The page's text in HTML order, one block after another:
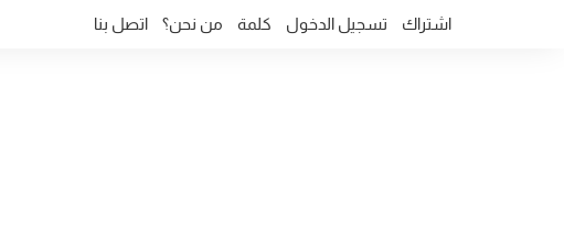
اشتراك تسجيل الدخول كلمة من نحن؟ اتصل بنا